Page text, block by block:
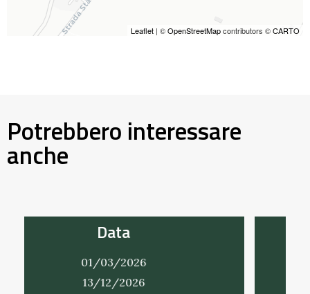
Leaflet | ©OpenStreetMapcontributors ©CARTO
Potrebbero interessare
anche
01/03/2026
31/12/2026